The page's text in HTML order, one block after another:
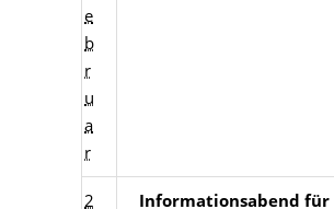
e
b
r
u
a
r
2
Informationsabend für